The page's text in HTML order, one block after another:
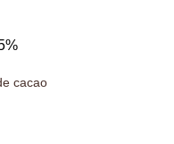
cacao